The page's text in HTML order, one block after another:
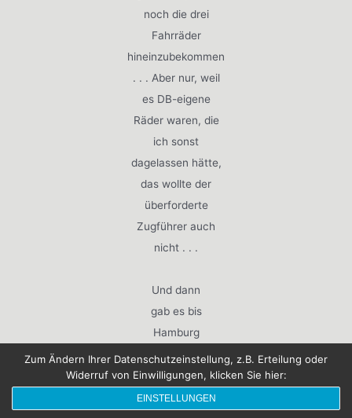
noch die drei
Fahrräder
hineinzubekommen
. . . Aber nur, weil
es DB-eigene
Räder waren, die
ich sonst
dagelassen hätte,
das wollte der
überforderte
Zugführer auch
nicht . . .
Und dann
gab es bis
Hamburg
auch nur
noch zwei
Bilder, mehr
Zum Ändern Ihrer Datenschutzeinstellung, z.B. Erteilung oder
Widerruf von Einwilligungen, klicken Sie hier:
EINSTELLUNGEN